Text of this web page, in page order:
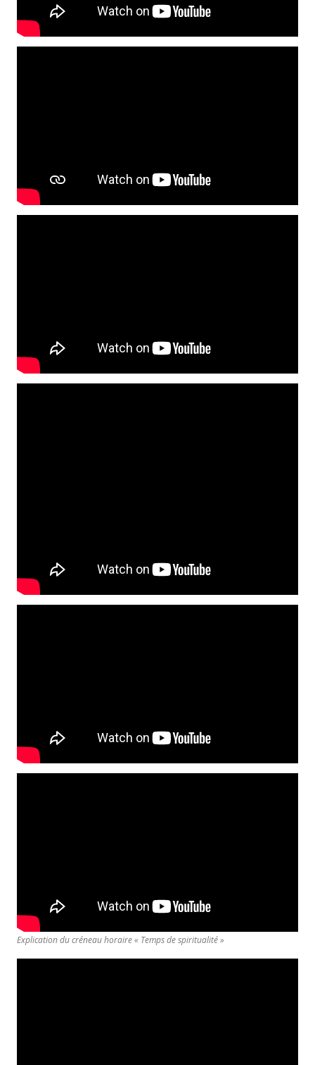
Explication du créneau horaire « Temps de spiritualité »